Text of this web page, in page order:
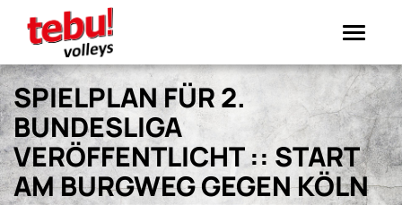
Toggle
navigation
SPIELPLAN FÜR 2.
BUNDESLIGA
VERÖFFENTLICHT :: START
AM BURGWEG GEGEN KÖLN